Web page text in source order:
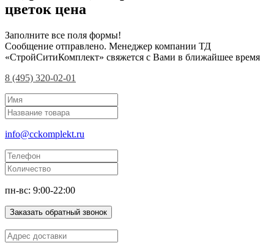
цветок цена
Заполните все поля формы!
Сообщение отправлено. Менеджер компании ТД
«СтройСитиКомплект» свяжется с Вами в ближайшее время
8 (495) 320-02-01
info@cckomplekt.ru
пн-вс: 9:00-22:00
Заказать обратный звонок